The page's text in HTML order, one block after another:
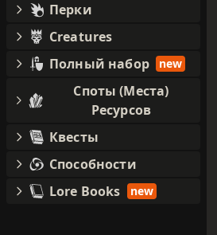
Перки
Creatures
Полный набор
new
Споты (Места)
Ресурсов
Квесты
Способности
Lore Books
new